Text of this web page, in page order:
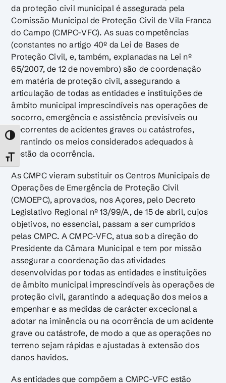
TOGGLE HIGH CONTRAST
TOGGLE FONT SIZE
da proteção civil municipal é assegurada pela
Comissão Municipal de Proteção Civil de Vila Franca
do Campo (CMPC-VFC). As suas competências
(constantes no artigo 40º da Lei de Bases de
Proteção Civil, e, também, explanadas na Lei nº
65/2007, de 12 de novembro) são de coordenação
em matéria de proteção civil, assegurando a
articulação de todas as entidades e instituições de
âmbito municipal imprescindíveis nas operações de
socorro, emergência e assistência previsíveis ou
decorrentes de acidentes graves ou catástrofes,
garantindo os meios considerados adequados à
gestão da ocorrência.
As CMPC vieram substituir os Centros Municipais de
Operações de Emergência de Proteção Civil
(CMOEPC), aprovados, nos Açores, pelo Decreto
Legislativo Regional nº 13/99/A, de 15 de abril, cujos
objetivos, no essencial, passam a ser cumpridos
pelas CMPC. A CMPC-VFC, atua sob a direção do
Presidente da Câmara Municipal e tem por missão
assegurar a coordenação das atividades
desenvolvidas por todas as entidades e instituições
de âmbito municipal imprescindíveis às operações de
proteção civil, garantindo a adequação dos meios a
empenhar e as medidas de carácter excecional a
adotar na iminência ou na ocorrência de um acidente
grave ou catástrofe, de modo a que as operações no
terreno sejam rápidas e ajustadas à extensão dos
danos havidos.
As entidades que compõem a CMPC-VFC estão